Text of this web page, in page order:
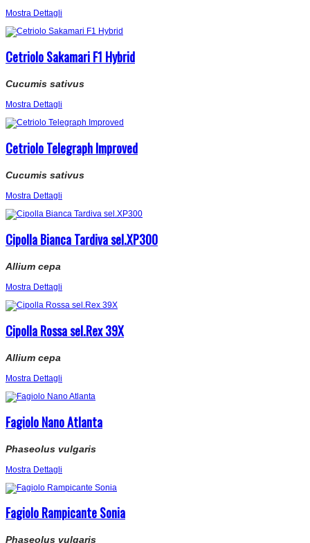
Mostra Dettagli
Cetriolo Sakamari F1 Hybrid
Cucumis sativus
Mostra Dettagli
Cetriolo Telegraph Improved
Cucumis sativus
Mostra Dettagli
Cipolla Bianca Tardiva sel.XP300
Allium cepa
Mostra Dettagli
Cipolla Rossa sel.Rex 39X
Allium cepa
Mostra Dettagli
Fagiolo Nano Atlanta
Phaseolus vulgaris
Mostra Dettagli
Fagiolo Rampicante Sonia
Phaseolus vulgaris